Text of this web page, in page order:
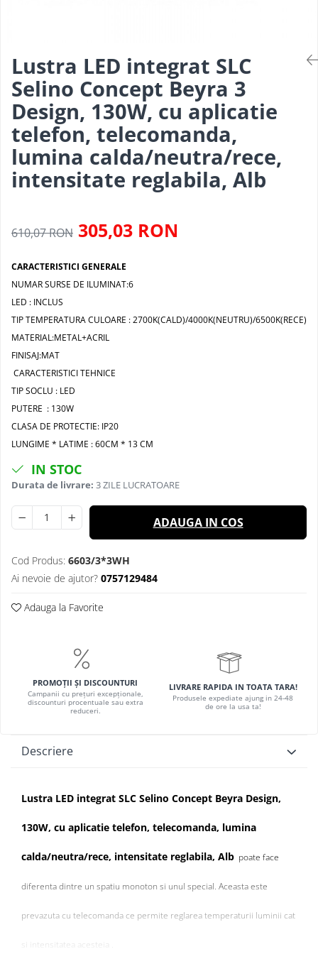
Lustra LED integrat SLC
Selino Concept Beyra 3
Design, 130W, cu aplicatie
telefon, telecomanda,
lumina calda/neutra/rece,
intensitate reglabila, Alb
610,07 RON 305,03 RON
CARACTERISTICI GENERALE
NUMAR SURSE DE ILUMINAT:6
LED : INCLUS
TIP TEMPERATURA CULOARE : 2700K(CALD)/4000K(NEUTRU)/6500K(RECE)
MATERIAL:METAL+ACRIL
FINISAJ:MAT
CARACTERISTICI TEHNICE
TIP SOCLU : LED
PUTERE : 130W
CLASA DE PROTECTIE: IP20
LUNGIME * LATIME : 60CM * 13 CM
IN STOC
Durata de livrare: 3 ZILE LUCRATOARE
ADAUGA IN COS
Cod Produs: 6603/3*3WH
Ai nevoie de ajutor? 0757129484
Adauga la Favorite
PROMOȚII ȘI DISCOUNTURI
Campanii cu prețuri excepționale,
discounturi procentuale sau extra
reduceri.
LIVRARE RAPIDA IN TOATA TARA!
Produsele expediate ajung in 24-48
de ore la usa ta!
Descriere
Lustra LED integrat SLC Selino Concept Beyra Design,
130W, cu aplicatie telefon, telecomanda, lumina
calda/neutra/rece, intensitate reglabila, Alb poate face
diferenta dintre un spatiu monoton si unul special. Aceasta este
prevazuta cu telecomanda ce permite reglarea temperaturii luminii cat
si intensitatea acesteia .